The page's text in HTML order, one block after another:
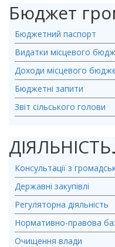
Бюджет
Бюджетний паспорт
Видатки місцевого
Доходи місцевого
Бюджетні запити
Звіт сільського голови
ДІЯЛЬНІСТЬ
Консультації з
Державні закупівлі
Регуляторна діяльність
Нормативно-правова
Очищення влади